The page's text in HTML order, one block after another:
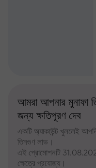
আমরা আপনার মুনাফা
জন্য ক্ষতিপূরণ দেব
একটি অ্যাকাউন্ট খুললেই
তিনগুণ লাভ।
এই প্রোমোশনটি 31.08.2026
ক্ষেত্রে প্রযোজ্য।